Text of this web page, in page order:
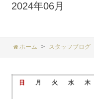
2024年06月
ホーム スタッフブログ
日 月 火 水 木